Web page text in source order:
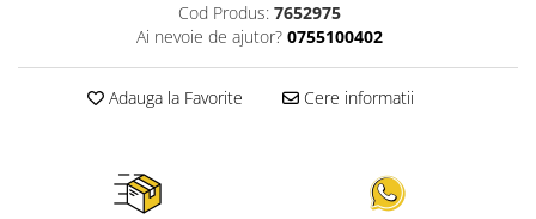
Cod Produs: 7652975
Ai nevoie de ajutor? 0755100402
Adauga la Favorite Cere informatii